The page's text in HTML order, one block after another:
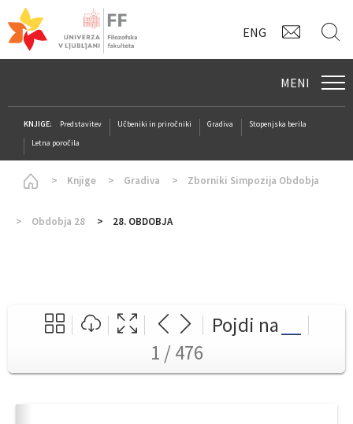
ENG
MENI
KNJIGE: Predstavitev Učbeniki in priročniki Gradiva
Stopenjska berila
Letna poročila
Homepage
Knjige Gradiva Zborniki Simpozija Obdobja
Obdobja 28 28. OBDOBJA
Pojdi na
1 / 476